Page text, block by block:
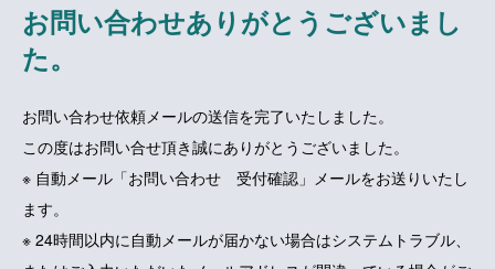
製作事例
スタッフメッセージ
お問い合わせ
お問い合わせありがとうございまし
た。
お問い合わせ依頼メールの送信を完了いたしました。
この度はお問い合せ頂き誠にありがとうございました。
※ 自動メール「お問い合わせ 受付確認」メールをお送りいたし
ます。
※ 24時間以内に自動メールが届かない場合はシステムトラブル、